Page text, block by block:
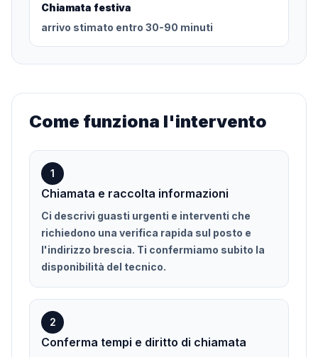
Chiamata festiva
arrivo stimato entro 30-90 minuti
Come funziona l'intervento
1
Chiamata e raccolta informazioni
Ci descrivi guasti urgenti e interventi che
richiedono una verifica rapida sul posto e
l'indirizzo brescia. Ti confermiamo subito la
disponibilità del tecnico.
2
Conferma tempi e diritto di chiamata